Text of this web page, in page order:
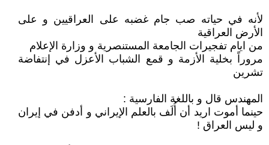
لأنه في حياته صب جام غضبه على العراقيين و على
الأرض العراقية
من ايام تفجيرات الجامعة المستنصرية و وزارة الإعلام
مروراً بخلية الأزمة و قمع الشباب الأعزل في إنتفاضة
تشرين
المهندس قال و باللغة الفارسية :
حينما أموت اريد أن أُلَف بالعلم الإيراني و أدفن في إيران
و ليس العراق !